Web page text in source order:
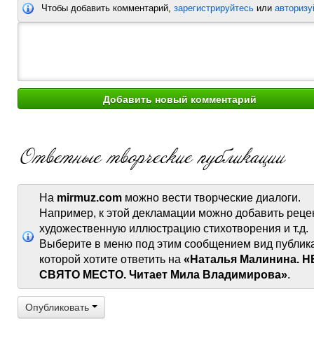
Чтобы добавить комментарий, зарегистрируйтесь или
На mirmuz.com можно вести творческие диалоги.
Например, к этой декламации можно добавить
художественную иллюстрацию стихотворения и т.д.
Выберите в меню под этим сообщением вид
которой хотите ответить на «Наталья Малинина.
СВЯТО МЕСТО. Читает Мила Владимирова».
Опубликовать